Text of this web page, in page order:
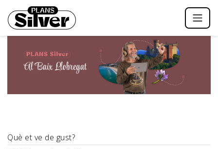
Què et ve de gust?